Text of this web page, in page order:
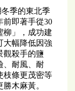
季的東北季
前即著手從30
柳」，成功建
大幅降低因強
觀殺手的鹽
、耐風、耐
枝條更茂密等
木麻黃。